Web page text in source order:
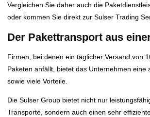
Vergleichen Sie daher auch die
oder kommen Sie direkt zur Sulser Trading
Der Pakettransport aus
Firmen, bei denen ein täglicher Versand von
Paketen anfällt, bietet das Unternehmen eine
sowie viele Vorteile.
Die Sulser Group bietet nicht nur
Transporte, sondern auch einen sehr